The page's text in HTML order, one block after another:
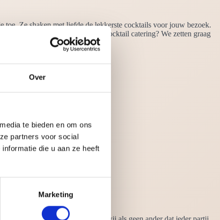
Over
te bieden en om ons
partners voor social
die u aan ze heeft
Marketing
toe. Ze shaken met liefde de lekkerste cocktails voor jouw bezoek.
Maar waarom kiezen voor onze cocktail catering? We zetten graag